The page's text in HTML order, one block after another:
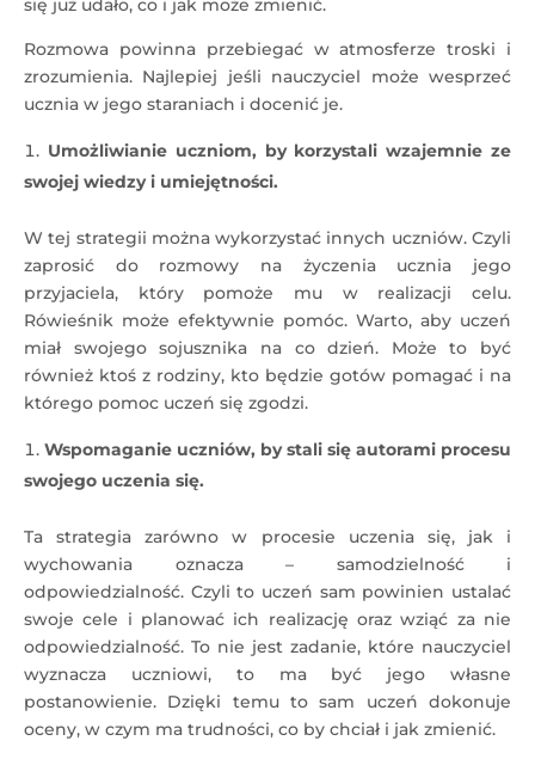
się już udało, co i jak może zmienić.
Rozmowa powinna przebiegać w atmosferze troski i
zrozumienia. Najlepiej jeśli nauczyciel może wesprzeć
ucznia w jego staraniach i docenić je.
Umożliwianie uczniom, by korzystali wzajemnie ze
swojej wiedzy i umiejętności.
W tej strategii można wykorzystać innych uczniów. Czyli
zaprosić do rozmowy na życzenia ucznia jego
przyjaciela, który pomoże mu w realizacji celu.
Rówieśnik może efektywnie pomóc. Warto, aby uczeń
miał swojego sojusznika na co dzień. Może to być
również ktoś z rodziny, kto będzie gotów pomagać i na
którego pomoc uczeń się zgodzi.
Wspomaganie uczniów, by stali się autorami procesu
swojego uczenia się.
Ta strategia zarówno w procesie uczenia się, jak i
wychowania oznacza – samodzielność i
odpowiedzialność. Czyli to uczeń sam powinien ustalać
swoje cele i planować ich realizację oraz wziąć za nie
odpowiedzialność. To nie jest zadanie, które nauczyciel
wyznacza uczniowi, to ma być jego własne
postanowienie. Dzięki temu to sam uczeń dokonuje
oceny, w czym ma trudności, co by chciał i jak zmienić.